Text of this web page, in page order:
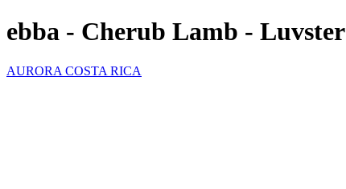
ebba - Cherub Lamb - Luvster
AURORA COSTA RICA